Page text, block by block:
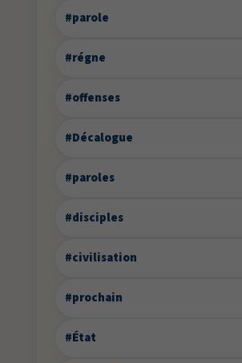
#parole
#régne
#offenses
#Décalogue
#paroles
#disciples
#civilisation
#prochain
#État